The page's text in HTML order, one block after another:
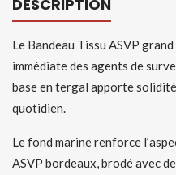
DESCRIPTION
Le Bandeau Tissu ASVP
immédiate des agents de
base en tergal apporte
quotidien.
Le fond marine renforce
ASVP bordeaux, brodé avec